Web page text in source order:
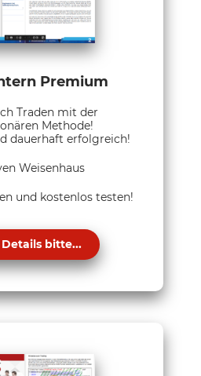
Premium
Traden mit der
Methode!
dauerhaft erfolgreich!
Weisenhaus
und kostenlos testen!
bitte...